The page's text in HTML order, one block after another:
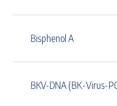
Bisphenol A
BKV-DNA (BK-Virus-